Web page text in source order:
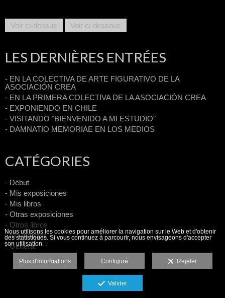
Voir ci-dessus Voir ci-dessous
LES DERNIÈRES ENTRÉES
- EN LA COLECTIVA DE ARTE FIGURATIVO DE LA
ASOCIACIÓN CREA
- EN LA PRIMERA COLECTIVA DE LA ASOCIACIÓN CREA
- EXPONIENDO EN CHILE
- VISITANDO "BIENVENIDO A MI ESTUDIO"
- DAMNATIO MEMORIAE EN LOS MEDIOS
CATÉGORIES
- Début
- Mis exposiciones
- Mis libros
- Otras exposiciones
- Otros libros
- Novedades
- General
Nous utilisons les cookies pour améliorer la navigation sur le Web et d'obtenir
des statistiques. Si vous continuez à parcourir, nous envisageons d'accepter
son utilisation. .
Plus d'informations Configuré Rejeter
Valider